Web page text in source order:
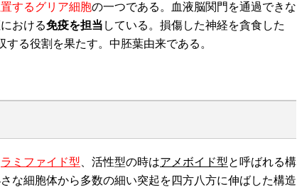
するグリア細胞の一つである。血液脳関門を通過できな
おける免疫を担当 している。損傷した神経を貪食した
る役割を果たす。中胚葉由来である。
ラミファイド型 、活性型の時はアメボイド型と呼ばれる構
な細胞体から多数の細い突起を四方八方に伸ばした構造